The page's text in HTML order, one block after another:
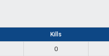
Kills
0